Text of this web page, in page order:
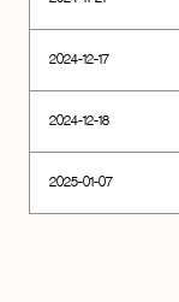
2024-12-17
2024-12-18
2025-01-07